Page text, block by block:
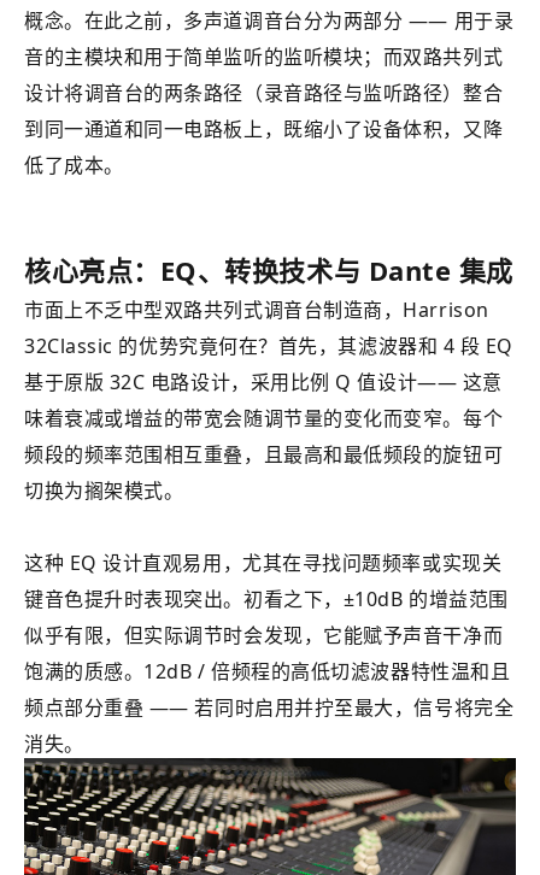
概念。在此之前，多声道调音台分为两部分 —— 用于录
音的主模块和用于简单监听的监听模块；而双路共列式
设计将调音台的两条路径（录音路径与监听路径）整合
到同一通道和同一电路板上，既缩小了设备体积，又降
低了成本。
核心亮点：EQ、转换技术与 Dante 集成
市面上不乏中型双路共列式调音台制造商，Harrison
32Classic 的优势究竟何在？首先，其滤波器和 4 段 EQ
基于原版 32C 电路设计，采用比例 Q 值设计—— 这意
味着衰减或增益的带宽会随调节量的变化而变窄。每个
频段的频率范围相互重叠，且最高和最低频段的旋钮可
切换为搁架模式。
这种 EQ 设计直观易用，尤其在寻找问题频率或实现关
键音色提升时表现突出。初看之下，±10dB 的增益范围
似乎有限，但实际调节时会发现，它能赋予声音干净而
饱满的质感。12dB / 倍频程的高低切滤波器特性温和且
频点部分重叠 —— 若同时启用并拧至最大，信号将完全
消失。